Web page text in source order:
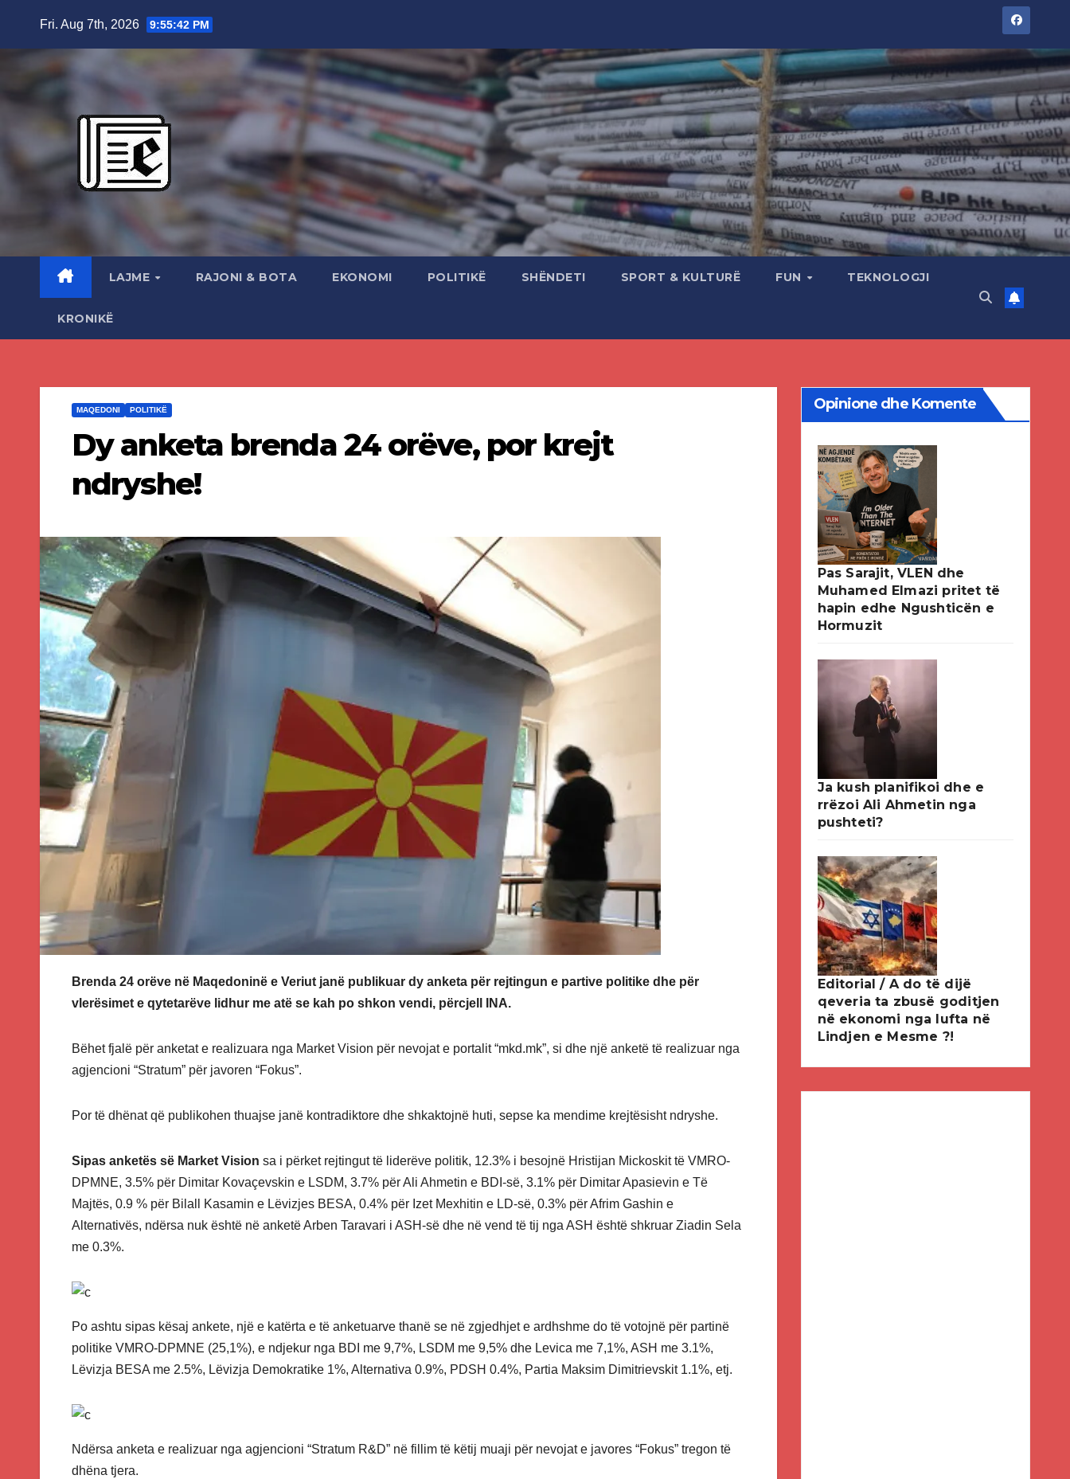
Fri. Aug 7th, 2026 9:55:43 PM
LAJME RAJONI & BOTA EKONOMI POLITIKË SHËNDETI SPORT & KULTURË FUN TEKNOLOGJI
KRONIKË
MAQEDONI POLITIKË
Dy anketa brenda 24 orëve, por krejt
ndryshe!
Brenda 24 orëve në Maqedoninë e Veriut janë publikuar dy anketa për rejtingun e partive politike dhe për
vlerësimet e qytetarëve lidhur me atë se kah po shkon vendi, përcjell INA.
Bëhet fjalë për anketat e realizuara nga Market Vision për nevojat e portalit “mkd.mk”, si dhe një anketë të realizuar nga
agjencioni “Stratum” për javoren “Fokus”.
Por të dhënat që publikohen thuajse janë kontradiktore dhe shkaktojnë huti, sepse ka mendime krejtësisht ndryshe.
Sipas anketës së Market Vision sa i përket rejtingut të liderëve politik, 12.3% i besojnë Hristijan Mickoskit të VMRO-
DPMNE, 3.5% për Dimitar Kovaçevskin e LSDM, 3.7% për Ali Ahmetin e BDI-së, 3.1% për Dimitar Apasievin e Të
Majtës, 0.9 % për Bilall Kasamin e Lëvizjes BESA, 0.4% për Izet Mexhitin e LD-së, 0.3% për Afrim Gashin e
Alternativës, ndërsa nuk është në anketë Arben Taravari i ASH-së dhe në vend të tij nga ASH është shkruar Ziadin Sela
me 0.3%.
Po ashtu sipas kësaj ankete, një e katërta e të anketuarve thanë se në zgjedhjet e ardhshme do të votojnë për partinë
politike VMRO-DPMNE (25,1%), e ndjekur nga BDI me 9,7%, LSDM me 9,5% dhe Levica me 7,1%, ASH me 3.1%,
Lëvizja BESA me 2.5%, Lëvizja Demokratike 1%, Alternativa 0.9%, PDSH 0.4%, Partia Maksim Dimitrievskit 1.1%, etj.
Ndërsa anketa e realizuar nga agjencioni “Stratum R&D” në fillim të këtij muaji për nevojat e javores “Fokus” tregon të
dhëna tjera.
Opinione dhe Komente
Pas Sarajit, VLEN dhe
Muhamed Elmazi pritet të
hapin edhe Ngushticën e
Hormuzit
Ja kush planifikoi dhe e
rrëzoi Ali Ahmetin nga
pushteti?
Editorial / A do të dijë
qeveria ta zbusë goditjen
në ekonomi nga lufta në
Lindjen e Mesme ?!